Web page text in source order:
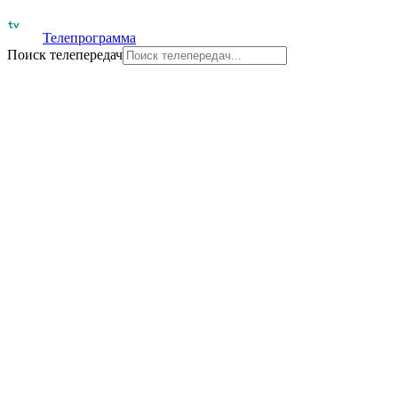
Телепрограмма
Поиск телепередач